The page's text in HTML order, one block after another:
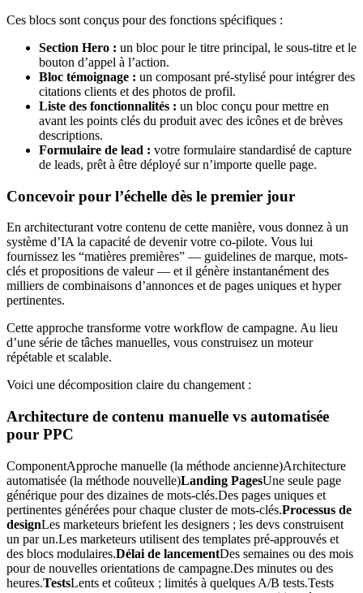
Ces blocs sont conçus pour des fonctions spécifiques :
Section Hero : un bloc pour le titre principal, le sous-titre et le
bouton d’appel à l’action.
Bloc témoignage : un composant pré-stylisé pour intégrer des
citations clients et des photos de profil.
Liste des fonctionnalités : un bloc conçu pour mettre en
avant les points clés du produit avec des icônes et de brèves
descriptions.
Formulaire de lead : votre formulaire standardisé de capture
de leads, prêt à être déployé sur n’importe quelle page.
Concevoir pour l’échelle dès le premier jour
En architecturant votre contenu de cette manière, vous donnez à un
système d’IA la capacité de devenir votre co-pilote. Vous lui
fournissez les “matières premières” — guidelines de marque, mots-
clés et propositions de valeur — et il génère instantanément des
milliers de combinaisons d’annonces et de pages uniques et hyper
pertinentes.
Cette approche transforme votre workflow de campagne. Au lieu
d’une série de tâches manuelles, vous construisez un moteur
répétable et scalable.
Voici une décomposition claire du changement :
Architecture de contenu manuelle vs automatisée
pour PPC
ComponentApproche manuelle (la méthode ancienne)Architecture
automatisée (la méthode nouvelle)Landing PagesUne seule page
générique pour des dizaines de mots-clés.Des pages uniques et
pertinentes générées pour chaque cluster de mots-clés.Processus de
designLes marketeurs briefent les designers ; les devs construisent
un par un.Les marketeurs utilisent des templates pré-approuvés et
des blocs modulaires.Délai de lancementDes semaines ou des mois
pour de nouvelles orientations de campagne.Des minutes ou des
heures.TestsLents et coûteux ; limités à quelques A/B tests.Tests